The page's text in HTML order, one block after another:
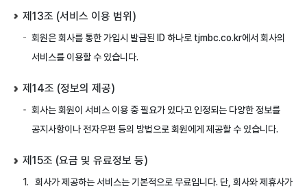
제13조 (서비스 이용 범위)
회원은 회사를 통한 가입시 발급된 ID 하나로 tjmbc.co.kr에서 회사의
서비스를 이용할 수 있습니다.
제14조 (정보의 제공)
회사는 회원이 서비스 이용 중 필요가 있다고 인정되는 다양한 정보를
공지사항이나 전자우편 등의 방법으로 회원에게 제공할 수 있습니다.
제15조 (요금 및 유료정보 등)
회사가 제공하는 서비스는 기본적으로 무료입니다. 단, 회사와 제휴사가